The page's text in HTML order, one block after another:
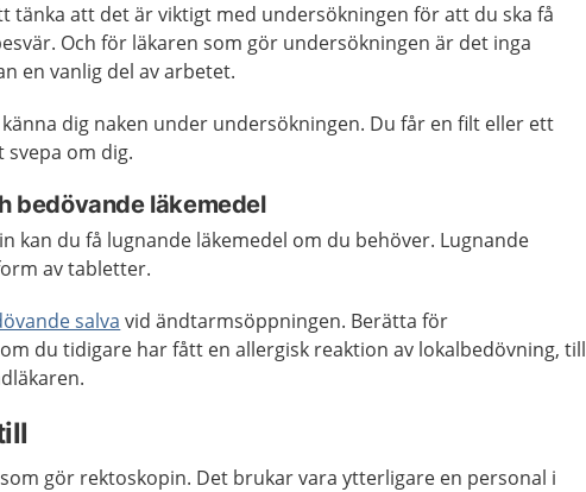
tänka att det är viktigt med undersökningen för att du ska få
Och för läkaren som gör undersökningen är det inga
en vanlig del av arbetet.
dig naken under undersökningen. Du får en filt eller ett
svepa om dig.
bedövande läkemedel
kan du få lugnande läkemedel om du behöver. Lugnande
av tabletter.
salva vid ändtarmsöppningen. Berätta för
du tidigare har fått en allergisk reaktion av lokalbedövning, till
gör rektoskopin. Det brukar vara ytterligare en personal i